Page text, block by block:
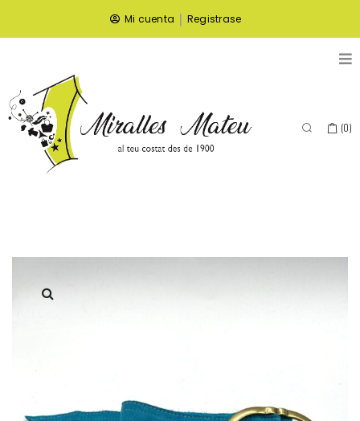
Mi cuenta | Registrase
(0)